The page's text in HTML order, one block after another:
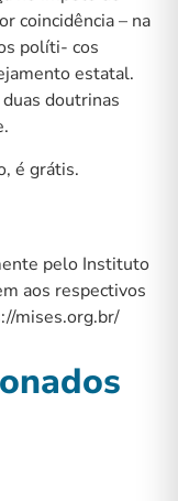
coincidência – na
políti- cos
estatal.
doutrinas
é grátis.
pelo Instituto
aos respectivos
mises.org.br/